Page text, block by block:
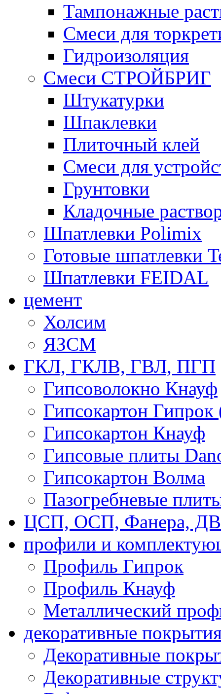
Тампонажные
Смеси для
Гидроизоляция
Смеси СТРОЙБРИГ
Штукатурки
Шпаклевки
Плиточный клей
Смеси для
Грунтовки
Кладочные
Шпатлевки Polimix
Готовые шпатлевки
Шпатлевки FEIDAL
цемент
Холсим
ЯЗCМ
ГКЛ, ГКЛВ, ГВЛ, ПГП
Гипсоволокно Кнауф
Гипсокартон Гипрок
Гипсокартон Кнауф
Гипсовые плиты
Гипсокартон Волма
Пазогребневые
ЦСП, ОСП, Фанера,
профили и
Профиль Гипрок
Профиль Кнауф
Металлический
декоративные
Декоративные
Декоративные